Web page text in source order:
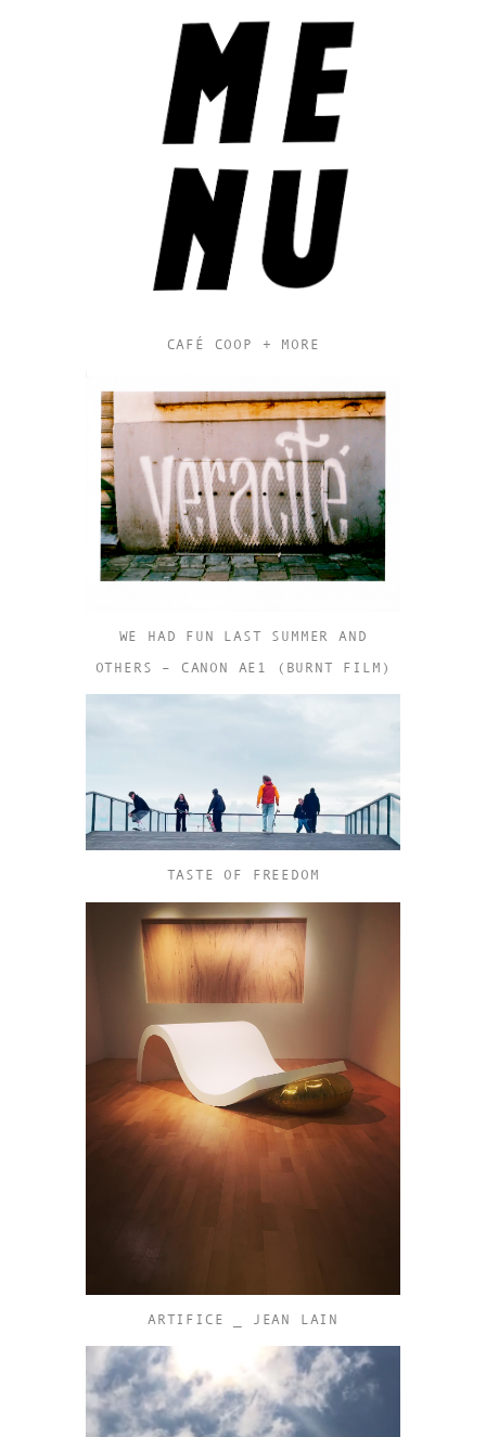
CAFÉ COOP + MORE
WE HAD FUN LAST SUMMER AND
OTHERS – CANON AE1 (BURNT FILM)
TASTE OF FREEDOM
ARTIFICE _ JEAN LAIN